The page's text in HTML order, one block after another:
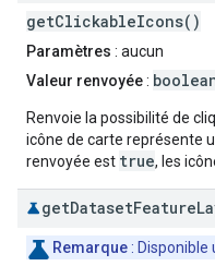
getClickableIcons()
Paramètres : aucun
Valeur renvoyée:
Renvoie la possibilité de
icône de carte représente
renvoyée est true, les
getDatasetFeature
Remarque :